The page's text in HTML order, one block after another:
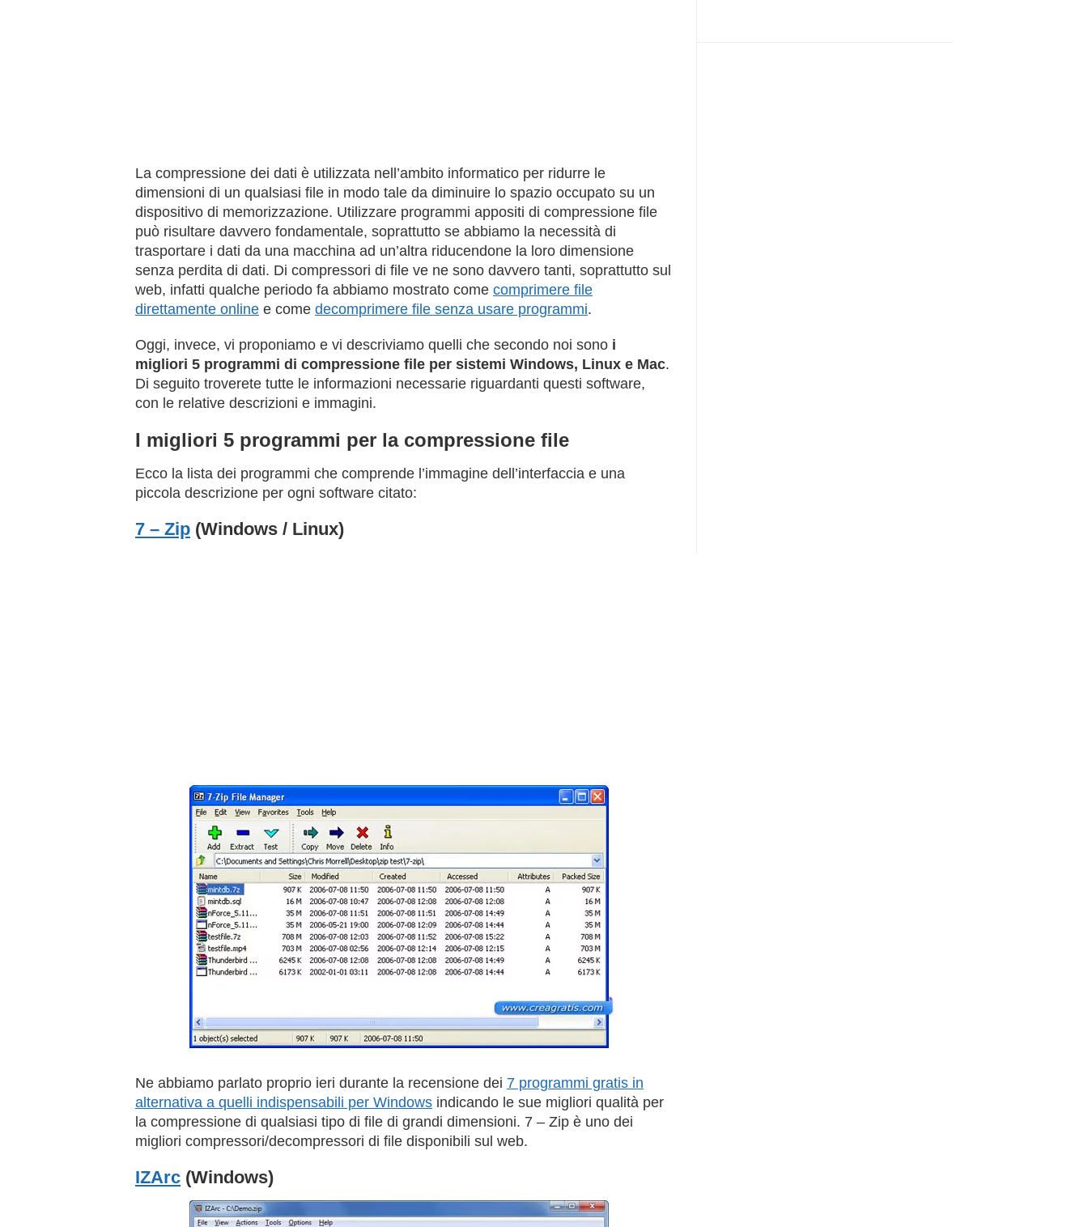
La compressione dei dati è utilizzata nell’ambito informatico per ridurre le
dimensioni di un qualsiasi file in modo tale da diminuire lo spazio occupato su un
dispositivo di memorizzazione. Utilizzare programmi appositi di compressione file
può risultare davvero fondamentale, soprattutto se abbiamo la necessità di
trasportare i dati da una macchina ad un’altra riducendone la loro dimensione
senza perdita di dati. Di compressori di file ve ne sono davvero tanti, soprattutto sul
web, infatti qualche periodo fa abbiamo mostrato come comprimere file
direttamente online e come decomprimere file senza usare programmi.
Oggi, invece, vi proponiamo e vi descriviamo quelli che secondo noi sono i
migliori 5 programmi di compressione file per sistemi Windows, Linux e Mac.
Di seguito troverete tutte le informazioni necessarie riguardanti questi software,
con le relative descrizioni e immagini.
I migliori 5 programmi per la compressione file
Ecco la lista dei programmi che comprende l’immagine dell’interfaccia e una
piccola descrizione per ogni software citato:
7 – Zip (Windows / Linux)
Ne abbiamo parlato proprio ieri durante la recensione dei 7 programmi gratis in
alternativa a quelli indispensabili per Windows indicando le sue migliori qualità per
la compressione di qualsiasi tipo di file di grandi dimensioni. 7 – Zip è uno dei
migliori compressori/decompressori di file disponibili sul web.
IZArc (Windows)